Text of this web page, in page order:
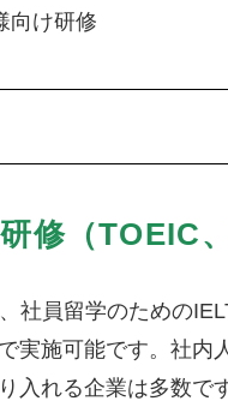
向け研修
修（TOEIC
社員留学のための
実施可能です。社内
入れる企業は多数で